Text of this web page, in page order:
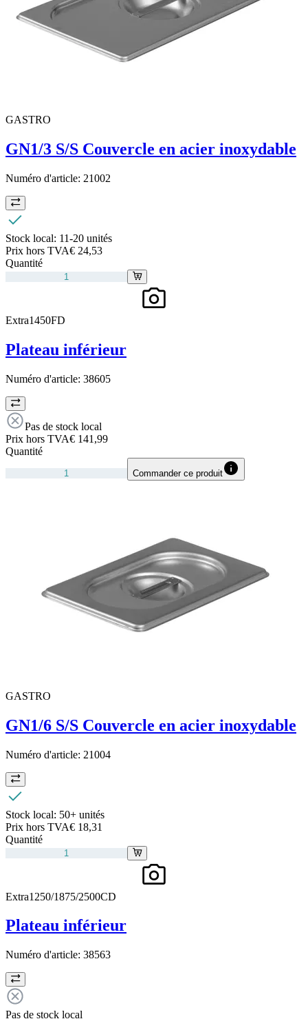
GASTRO
GN1/3 S/S Couvercle en acier inoxydable
Numéro d'article: 21002
Stock local: 11-20 unités
Prix hors TVA€ 24,53
Quantité
Extra1450FD
Plateau inférieur
Numéro d'article: 38605
Pas de stock local
Prix hors TVA€ 141,99
Quantité
Commander ce produit
GASTRO
GN1/6 S/S Couvercle en acier inoxydable
Numéro d'article: 21004
Stock local: 50+ unités
Prix hors TVA€ 18,31
Quantité
Extra1250/1875/2500CD
Plateau inférieur
Numéro d'article: 38563
Pas de stock local